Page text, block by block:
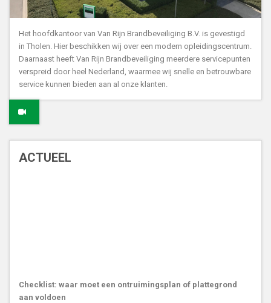
Het hoofdkantoor van Van Rijn Brandbeveiliging B.V. is gevestigd
in Tholen. Hier beschikken wij over een modern opleidingscentrum.
Daarnaast heeft Van Rijn Brandbeveiliging meerdere servicepunten
verspreid door heel Nederland, waarmee wij snelle en betrouwbare
service kunnen bieden aan al onze klanten.
ACTUEEL
Checklist: waar moet een ontruimingsplan of plattegrond
aan voldoen